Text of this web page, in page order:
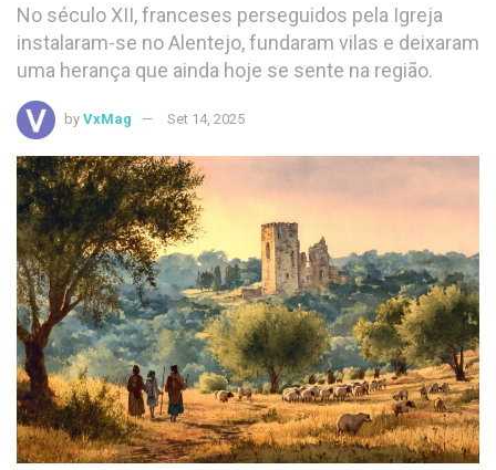
No século XII, franceses perseguidos pela Igreja
instalaram-se no Alentejo, fundaram vilas e deixaram
uma herança que ainda hoje se sente na região.
by VxMag Set 14, 2025